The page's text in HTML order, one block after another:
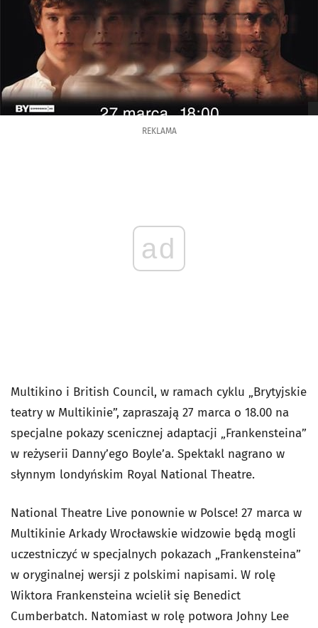
REKLAMA
ad
Multikino i British Council, w ramach cyklu „Brytyjskie
teatry w Multikinie”, zapraszają 27 marca o 18.00 na
specjalne pokazy scenicznej adaptacji „Frankensteina”
w reżyserii Danny’ego Boyle’a. Spektakl nagrano w
słynnym londyńskim Royal National Theatre.
National Theatre Live ponownie w Polsce! 27 marca w
Multikinie Arkady Wrocławskie widzowie będą mogli
uczestniczyć w specjalnych pokazach „Frankensteina”
w oryginalnej wersji z polskimi napisami. W rolę
Wiktora Frankensteina wcielił się Benedict
Cumberbatch. Natomiast w rolę potwora Johny Lee